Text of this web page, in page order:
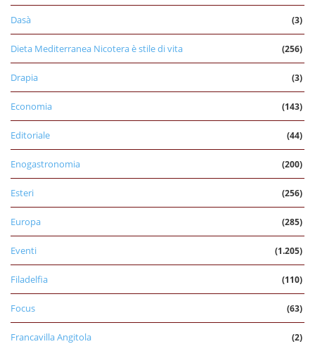
Dasà (3)
Dieta Mediterranea Nicotera è stile di vita (256)
Drapia (3)
Economia (143)
Editoriale (44)
Enogastronomia (200)
Esteri (256)
Europa (285)
Eventi (1.205)
Filadelfia (110)
Focus (63)
Francavilla Angitola (2)